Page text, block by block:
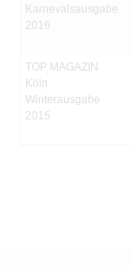
Karnevalsausgabe
2016
TOP MAGAZIN
Köln
Winterausgabe
2015